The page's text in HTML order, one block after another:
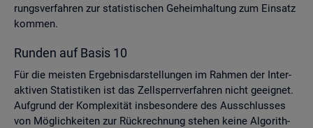
rungs­ver­fah­ren zur sta­tis­ti­schen Ge­heim­hal­tung zum Ein­satz
kom­men.
Run­den auf Basis 10
Für die meis­ten Er­geb­nis­dar­stel­lun­gen im Rah­men der In­ter­
ak­ti­ven Sta­tis­ti­ken ist das Zell­sperr­ver­fah­ren nicht ge­eig­net.
Auf­grund der Kom­ple­xi­tät ins­be­son­de­re des Aus­schlus­ses
von Mög­lich­kei­ten zur Rück­rech­nung ste­hen keine Al­go­rith­